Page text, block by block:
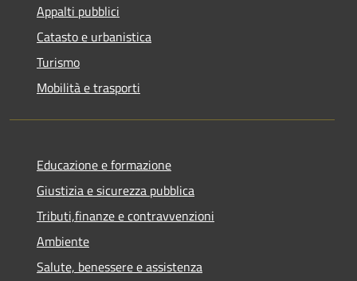
Appalti pubblici
Catasto e urbanistica
Turismo
Mobilità e trasporti
Educazione e formazione
Giustizia e sicurezza pubblica
Tributi,finanze e contravvenzioni
Ambiente
Salute, benessere e assistenza